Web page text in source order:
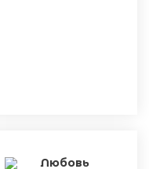
Любовь